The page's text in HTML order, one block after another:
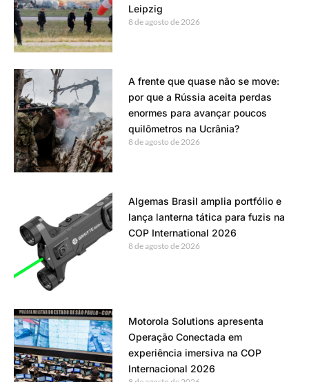
Leipzig
8 de agosto de 2026
A frente que quase não se move:
por que a Rússia aceita perdas
enormes para avançar poucos
quilômetros na Ucrânia?
8 de agosto de 2026
Algemas Brasil amplia portfólio e
lança lanterna tática para fuzis na
COP International 2026
8 de agosto de 2026
Motorola Solutions apresenta
Operação Conectada em
experiência imersiva na COP
Internacional 2026